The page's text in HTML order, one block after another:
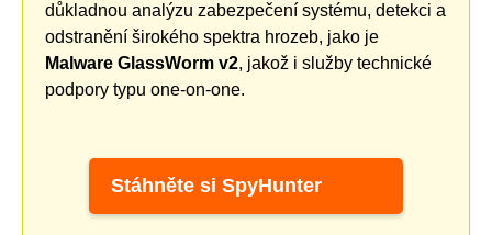
důkladnou analýzu zabezpečení systému, detekci a
odstranění širokého spektra hrozeb, jako je
Malware GlassWorm v2, jakož i služby technické
podpory typu one-on-one.
Stáhněte si SpyHunter